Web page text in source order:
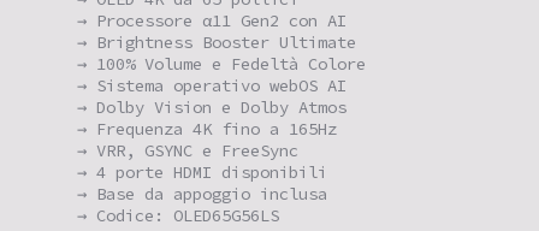
→ Processore α11 Gen2 con AI
→ Brightness Booster Ultimate
→ 100% Volume e Fedeltà Colore
→ Sistema operativo webOS AI
→ Dolby Vision e Dolby Atmos
→ Frequenza 4K fino a 165Hz
→ VRR, GSYNC e FreeSync
→ 4 porte HDMI disponibili
→ Base da appoggio inclusa
→ Codice: OLED65G56LS